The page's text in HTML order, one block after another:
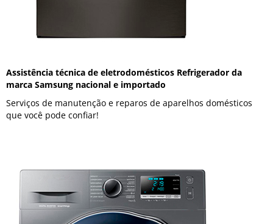
Assistência técnica de eletrodomésticos Refrigerador da
marca Samsung nacional e importado
Serviços de manutenção e reparos de aparelhos domésticos
que você pode confiar!